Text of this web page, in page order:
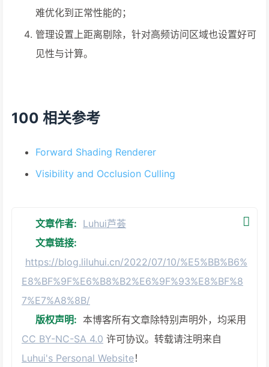
难优化到正常性能的；
管理设置上距离剔除，针对高频访问区域也设置好可
见性与计算。
100 相关参考
Forward Shading Renderer
Visibility and Occlusion Culling
文章作者: Luhui芦荟
文章链接:
https://blog.liluhui.cn/2022/07/10/%E5%BB%B6%
E8%BF%9F%E6%B8%B2%E6%9F%93%E8%BF%8
7%E7%A8%8B/
版权声明: 本博客所有文章除特别声明外，均采用
CC BY-NC-SA 4.0 许可协议。转载请注明来自
Luhui's Personal Website！